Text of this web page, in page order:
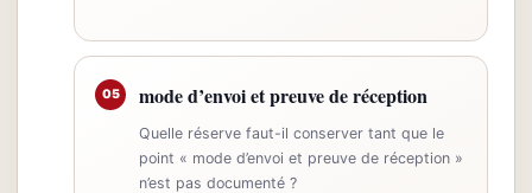
05 mode d’envoi et preuve de réception
Quelle réserve faut-il conserver tant que le
point « mode d’envoi et preuve de réception »
n’est pas documenté ?